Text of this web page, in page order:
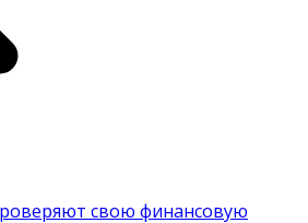
свою финансовую